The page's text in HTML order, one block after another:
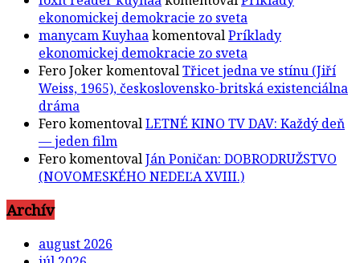
ekonomickej demokracie zo sveta
manycam KuyhaakomentovalPríklady
ekonomickej demokracie zo sveta
Fero JokerkomentovalTřicet jedna ve stínu (Jiří
Weiss, 1965), československo-britská existenciálna
dráma
FerokomentovalLETNÉ KINO TV DAV: Každý deň
— jeden film
FerokomentovalJán Poničan: DOBRODRUŽSTVO
(NOVOMESKÉHO NEDEĽA XVIII.)
Archív
august 2026